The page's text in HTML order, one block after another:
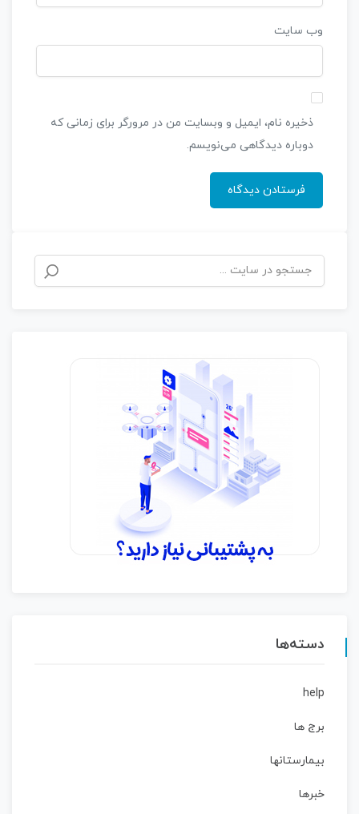
وب‌ سایت
ذخیره نام، ایمیل و وبسایت من در مرورگر برای زمانی که
دوباره دیدگاهی می‌نویسم.
دسته‌ها
help
برج ها
بیمارستانها
خبرها